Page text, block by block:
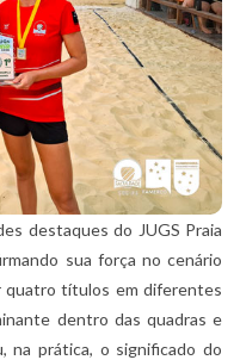
destaques do JUGS Praia
sua força no cenário
quatro títulos em diferentes
dentro das quadras e
na prática, o significado do